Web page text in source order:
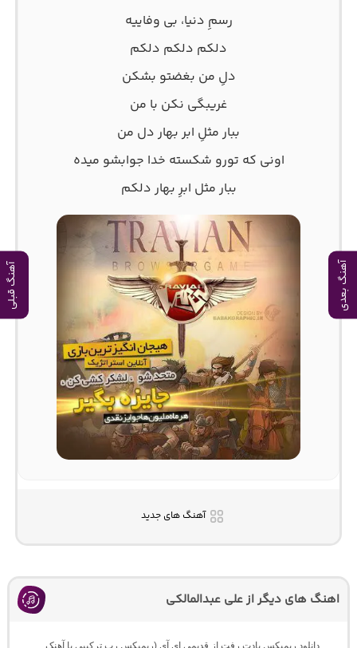
آهنگ بعدی آهنگ قبلی
رسمِ دنیا، بی وفاییه
دلکم دلکم دلکم
دلِ من بغضتو بشکن
غریبگی نکن با من
ببار مثلِ ابر بهار دل من
اونی که تورو شکسته خدا جوابشو میده
ببار مثل ابرِ بهار دلکم
آهنگ های جدید
اهنگ های دیگر از علی عبدالمالکی
دانلود ریمیکس یادت رفت از قدیمی ای آی (ریمیکس رپ ترکیبی با آهنک